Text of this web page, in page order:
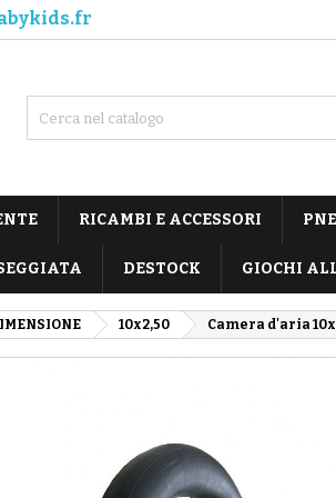
RICAMBI E ACCESSORI
DESTOCK GIOCHI
10x2,50 Camera d'aria